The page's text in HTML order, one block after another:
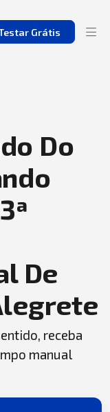
Grátis
Do
De
receba
manual